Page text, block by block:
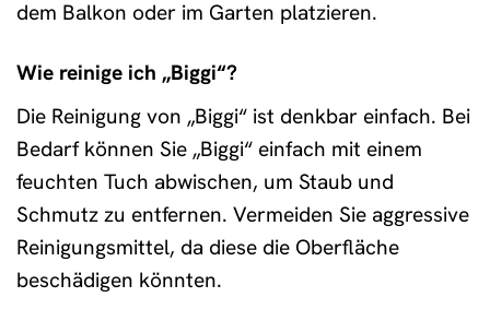
dem Balkon oder im Garten platzieren.
Wie reinige ich „Biggi“?
Die Reinigung von „Biggi“ ist denkbar einfach. Bei
Bedarf können Sie „Biggi“ einfach mit einem
feuchten Tuch abwischen, um Staub und
Schmutz zu entfernen. Vermeiden Sie aggressive
Reinigungsmittel, da diese die Oberfläche
beschädigen könnten.